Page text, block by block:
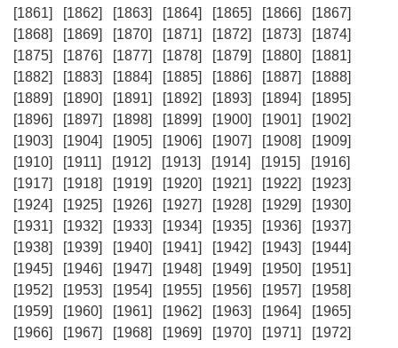
[1861]
[1862] [1863] [1864] [1865] [1866]
[1867]
[1868]
[1869] [1870] [1871] [1872] [1873]
[1874]
[1875]
[1876] [1877] [1878] [1879] [1880]
[1881]
[1882]
[1883] [1884] [1885] [1886] [1887]
[1888]
[1889]
[1890] [1891] [1892] [1893] [1894]
[1895]
[1896]
[1897] [1898] [1899] [1900] [1901]
[1902]
[1903]
[1904] [1905] [1906] [1907] [1908]
[1909]
[1910]
[1911] [1912] [1913] [1914] [1915]
[1916]
[1917]
[1918] [1919] [1920] [1921] [1922]
[1923]
[1924]
[1925] [1926] [1927] [1928] [1929]
[1930]
[1931]
[1932] [1933] [1934] [1935] [1936]
[1937]
[1938]
[1939] [1940] [1941] [1942] [1943]
[1944]
[1945]
[1946] [1947] [1948] [1949] [1950]
[1951]
[1952]
[1953] [1954] [1955] [1956] [1957]
[1958]
[1959]
[1960] [1961] [1962] [1963] [1964]
[1965]
[1966]
[1967] [1968] [1969] [1970] [1971]
[1972]